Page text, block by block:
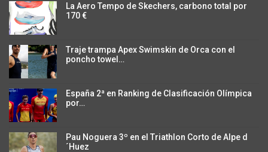
La Aero Tempo de Skechers, carbono total por
170 €
Traje trampa Apex Swimskin de Orca con el
poncho towel…
España 2ª en Ranking de Clasificación Olímpica
por…
Pau Noguera 3º en el Triathlon Corto de Alpe d
´Huez